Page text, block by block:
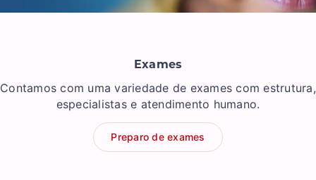
Exames
Contamos com uma variedade de exames com estrutura,
especialistas e atendimento humano.
Preparo de exames